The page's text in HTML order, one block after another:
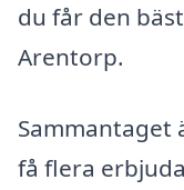
du får den
Arentorp.
Sammantaget
få flera